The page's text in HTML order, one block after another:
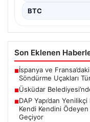
BTC
Son Eklenen
■İspanya ve
Söndürme Uçakları
■Üsküdar
■DAP Yapı’dan
Kendi Kendini
Geçiyor